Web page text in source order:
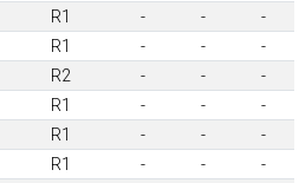
R1 - -
-
R1 - -
-
R2 - -
-
R1 - -
-
R1 - -
-
R1 - -
-